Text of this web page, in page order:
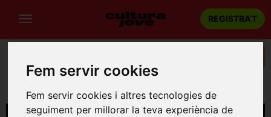
Fem servir cookies
Fem servir cookies i altres tecnologies de
seguiment per millorar la teva experiència de
REGISTRA'T